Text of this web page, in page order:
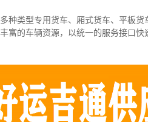
种类型专用货车、厢式货车、平板
富的车辆资源，以统一的服务接口